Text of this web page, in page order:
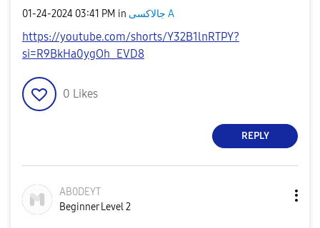
‎01-24-2024 03:41 PM in جالاكسى A
https://youtube.com/shorts/Y32B1lnRTPY?
si=R9BkHa0ygOh_EVD8
0 Likes
REPLY
AB0DEYT
Beginner Level 2